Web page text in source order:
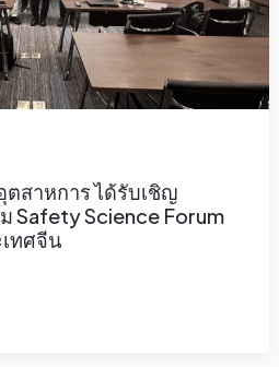
สาหการ ได้รับเชิญ
Safety Science Forum
ทศจีน